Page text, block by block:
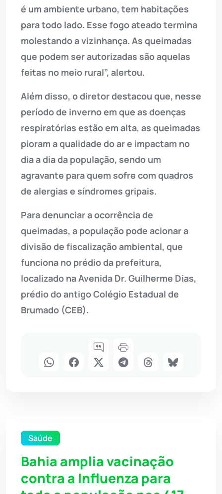
é um ambiente urbano, tem habitações
para todo lado. Esse fogo ateado termina
molestando a vizinhança. As queimadas
que podem ser autorizadas são aquelas
feitas no meio rural”, alertou.
Além disso, o diretor destacou que, nesse
período de inverno em que as doenças
respiratórias estão em alta, as queimadas
pioram a qualidade do ar e impactam no
dia a dia da população, sendo um
agravante para quem sofre com quadros
de alergias e síndromes gripais.
Para denunciar a ocorrência de
queimadas, a população pode acionar a
divisão de fiscalização ambiental, que
funciona no prédio da prefeitura,
localizado na Avenida Dr. Guilherme Dias,
prédio do antigo Colégio Estadual de
Brumado (CEB).
Saúde
Bahia amplia vacinação
contra a Influenza para